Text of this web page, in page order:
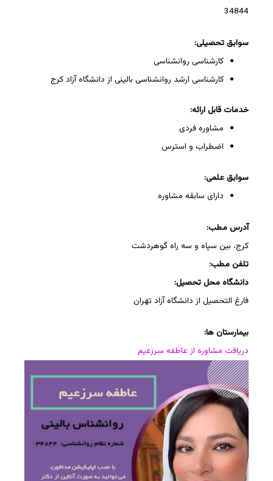
34844
سوابق تحصیلی:
کارشناسی روانشناسی
کارشناسی ارشد روانشناسی بالینی از دانشگاه آزاد کرج
خدمات قابل ارائه:
مشاوره فردی
اضطراب و استرس
سوابق علمی:
دارای سابقه مشاوره
آدرس مطب:
کرج، بین سپاه و سه راه گوهردشت
تلفن مطب:
دانشگاه محل تحصیل:
فارغ التحصیل از دانشگاه آزاد تهران
بیمارستان ها:
دریافت مشاوره از عاطفه سرزعیم